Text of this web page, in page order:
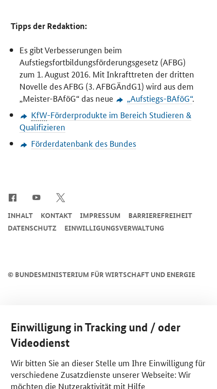
Tipps der Redaktion:
Es gibt Verbesserungen beim
Aufstiegsfortbildungsförderungsgesetz (AFBG)
zum 1. August 2016. Mit Inkrafttreten der dritten
Novelle des AFBG (3. AFBGÄndG1) wird aus dem
„Meister-BAföG“ das neue
„Aufstiegs-BAföG“.
KfW-Förderprodukte im Bereich Studieren &
Qualifizieren
Förderdatenbank des Bundes
© BUNDESMINISTERIUM FÜR WIRTSCHAFT UND ENERGIE
INHALT KONTAKT IMPRESSUM
BARRIEREFREIHEIT
DATENSCHUTZ
EINWILLIGUNGSVERWALTUNG
Einwilligung in Tracking und / oder
Videodienst
Wir bitten Sie an dieser Stelle um Ihre Einwilligung für
verschiedene Zusatzdienste unserer Webseite: Wir
möchten die Nutzeraktivität mit Hilfe